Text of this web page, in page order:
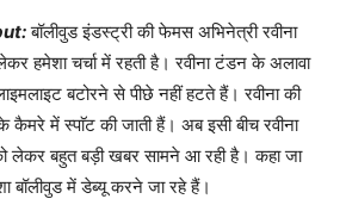
बॉलीवुड इंडस्ट्री की फेमस अभिनेत्री रवीना
हमेशा चर्चा में रहती है‌। रवीना टंडन के अलावा
बटोरने से पीछे नहीं हटते हैं। रवीना की
के कैमरे में स्पाॅट की जाती हैं। अब इसी बीच रवीना
लेकर बहुत बड़ी खबर सामने आ रही है। कहा जा
बॉलीवुड में डेब्यू करने जा रहे हैं।